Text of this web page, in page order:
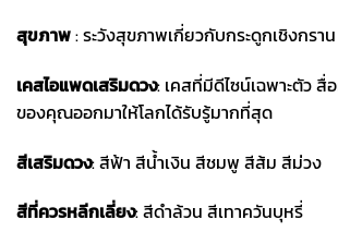
สุขภาพ: ระวังสุขภาพเกี่ยวกับกระดูกเชิงกรา
เคสไอแพดเสริมดวง: เคสที่มีดีไซน์เฉพาะตัว สื่
ของคุณออกมาให้โลกได้รับรู้มากที่สุด
สีเสริมดวง: สีฟ้า สีน้ำเงิน สีชมพู สีส้ม สีม่วง
สีที่ควรหลีกเลี่ยง: สีดำล้วน สีเทาควันบุหรี่